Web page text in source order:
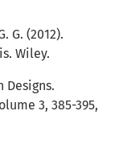
G. (2012).
Wiley.
Designs.
3, 385-395,